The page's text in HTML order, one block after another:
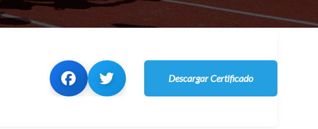
Descargar Certificado